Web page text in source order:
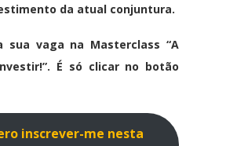
da atual conjuntura.
sua vaga na Masterclass “A
É só clicar no botão
inscrever-me nesta